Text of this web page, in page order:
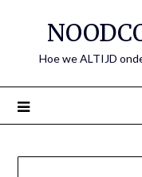
Hoe we ALTIJD